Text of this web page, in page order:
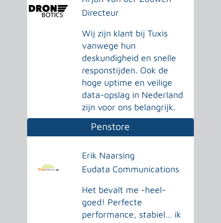
Directeur
Wij zijn klant bij Tuxis
vanwege hun
deskundigheid en snelle
responstijden. Ook de
hoge uptime en veilige
data-opslag in Nederland
zijn voor ons belangrijk.
Penstore
Erik Naarsing
Eudata Communications
Het bevalt me -heel-
goed! Perfecte
performance, stabiel… ik